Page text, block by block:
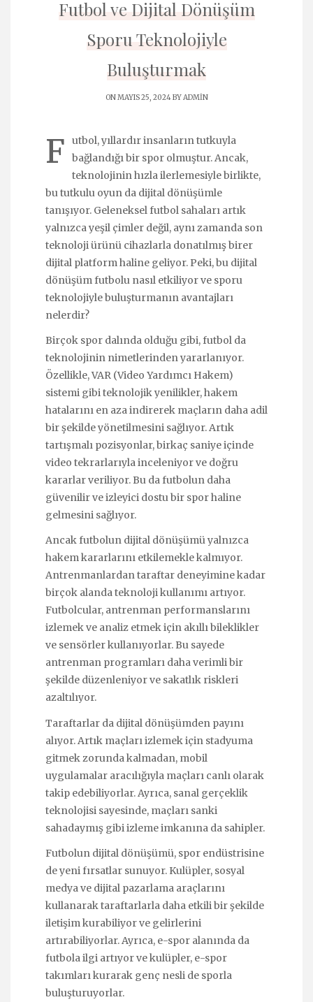
Futbol ve Dijital Dönüşüm
Sporu Teknolojiyle
Buluşturmak
ON MAYIS 25, 2024 BYADMIN
F
utbol, yıllardır insanların tutkuyla
bağlandığı bir spor olmuştur. Ancak,
teknolojinin hızla ilerlemesiyle birlikte,
bu tutkulu oyun da dijital dönüşümle
tanışıyor. Geleneksel futbol sahaları artık
yalnızca yeşil çimler değil, aynı zamanda son
teknoloji ürünü cihazlarla donatılmış birer
dijital platform haline geliyor. Peki, bu dijital
dönüşüm futbolu nasıl etkiliyor ve sporu
teknolojiyle buluşturmanın avantajları
nelerdir?
Birçok spor dalında olduğu gibi, futbol da
teknolojinin nimetlerinden yararlanıyor.
Özellikle, VAR (Video Yardımcı Hakem)
sistemi gibi teknolojik yenilikler, hakem
hatalarını en aza indirerek maçların daha adil
bir şekilde yönetilmesini sağlıyor. Artık
tartışmalı pozisyonlar, birkaç saniye içinde
video tekrarlarıyla inceleniyor ve doğru
kararlar veriliyor. Bu da futbolun daha
güvenilir ve izleyici dostu bir spor haline
gelmesini sağlıyor.
Ancak futbolun dijital dönüşümü yalnızca
hakem kararlarını etkilemekle kalmıyor.
Antrenmanlardan taraftar deneyimine kadar
birçok alanda teknoloji kullanımı artıyor.
Futbolcular, antrenman performanslarını
izlemek ve analiz etmek için akıllı bileklikler
ve sensörler kullanıyorlar. Bu sayede
antrenman programları daha verimli bir
şekilde düzenleniyor ve sakatlık riskleri
azaltılıyor.
Taraftarlar da dijital dönüşümden payını
alıyor. Artık maçları izlemek için stadyuma
gitmek zorunda kalmadan, mobil
uygulamalar aracılığıyla maçları canlı olarak
takip edebiliyorlar. Ayrıca, sanal gerçeklik
teknolojisi sayesinde, maçları sanki
sahadaymış gibi izleme imkanına da sahipler.
Futbolun dijital dönüşümü, spor endüstrisine
de yeni fırsatlar sunuyor. Kulüpler, sosyal
medya ve dijital pazarlama araçlarını
kullanarak taraftarlarla daha etkili bir şekilde
iletişim kurabiliyor ve gelirlerini
artırabiliyorlar. Ayrıca, e-spor alanında da
futbola ilgi artıyor ve kulüpler, e-spor
takımları kurarak genç nesli de sporla
buluşturuyorlar.